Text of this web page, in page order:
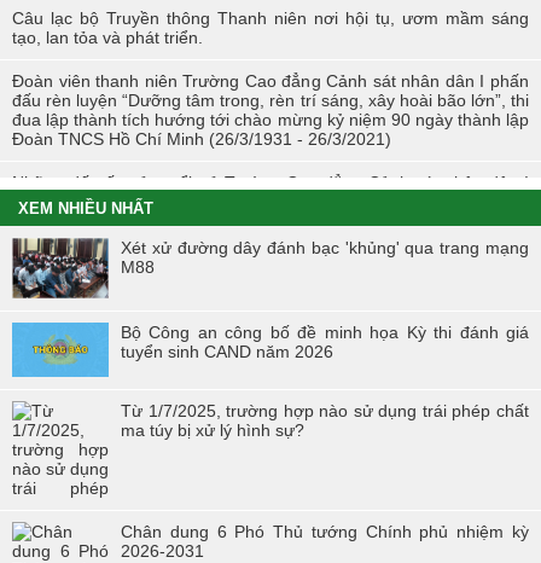
Câu lạc bộ Truyền thông Thanh niên nơi hội tụ, ươm mầm sáng
tạo, lan tỏa và phát triển.
Đoàn viên thanh niên Trường Cao đẳng Cảnh sát nhân dân I phấn
đấu rèn luyện “Dưỡng tâm trong, rèn trí sáng, xây hoài bão lớn”, thi
đua lập thành tích hướng tới chào mừng kỷ niệm 90 ngày thành lập
Đoàn TNCS Hồ Chí Minh (26/3/1931 - 26/3/2021)
Những dấu ấn của tuổi trẻ Trường Cao đẳng Cảnh sát nhân dân I
trong Tháng Thanh niên 2021
Chiến dịch tình nguyện mùa đông năm 2020 và Xuân biên cương
năm 2021 trong tuổi trẻ Trường Cao đẳng Cảnh sát nhân dân I
đoàn tại Hội thi “Đoàn viên Công đoàn Tổng cục Chính trị CAND
học tập và làm theo tư tưởng, đạo đức, phong cách Hồ Chí Minh” -
khu vực phía Bắc
Hội thi “Người chiến sĩ Cảnh sát thanh lịch, tài năng” lần thứ 2 năm
2017.
XEM NHIỀU NHẤT
Xét xử đường dây đánh bạc 'khủng' qua trang mạng
M88
Bộ Công an công bố đề minh họa Kỳ thi đánh giá
tuyển sinh CAND năm 2026
Từ 1/7/2025, trường hợp nào sử dụng trái phép chất
ma túy bị xử lý hình sự?
Chân dung 6 Phó Thủ tướng Chính phủ nhiệm kỳ
2026-2031